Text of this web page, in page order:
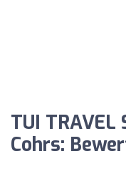
TUI TRAVEL
Cohrs: